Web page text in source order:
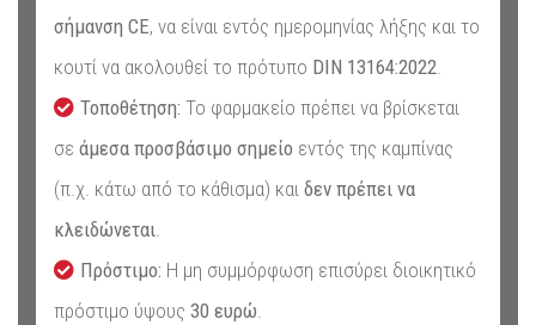
σήμανση CE, να είναι εντός ημερομηνίας λήξης και το
κουτί να ακολουθεί το πρότυπο DIN 13164:2022.
Τοποθέτηση: Το φαρμακείο πρέπει να βρίσκεται
σε άμεσα προσβάσιμο σημείο εντός της καμπίνας
(π.χ. κάτω από το κάθισμα) και δεν πρέπει να
κλειδώνεται.
Πρόστιμο: Η μη συμμόρφωση επισύρει διοικητικό
πρόστιμο ύψους 30 ευρώ.